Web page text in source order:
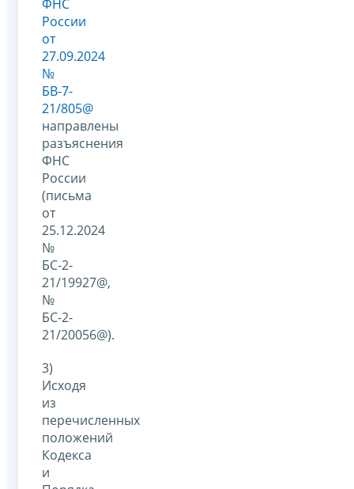
ФНС
России
от
27.09.2024
№
БВ-7-
21/805@
направлены
разъяснения
ФНС
России
(письма
от
25.12.2024
№
БС-2-
21/19927@,
№
БС-2-
21/20056@).
3)
Исходя
из
перечисленных
положений
Кодекса
и